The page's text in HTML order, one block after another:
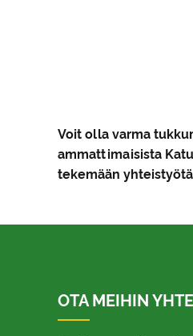
Voit olla varma
ammattimaisista
tekemään
OTA MEIHIN